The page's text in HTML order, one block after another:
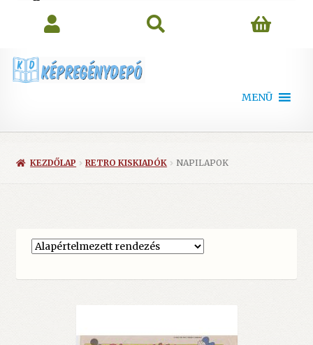
MENÜ
KEZDŐLAP RETRO KISKIADÓK NAPILAPOK